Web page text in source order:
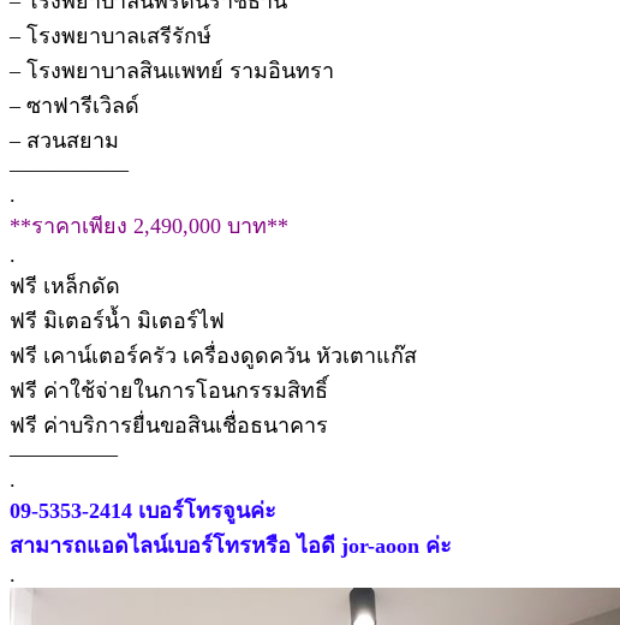
– โรงพยาบาลเสรีรักษ์
– โรงพยาบาลสินแพทย์ รามอินทรา
– ซาฟารีเวิลด์
– สวนสยาม
—————–
.
**ราคาเพียง 2,490,000 บาท**
.
ฟรี เหล็กดัด
ฟรี มิเตอร์น้ำ มิเตอร์ไฟ
ฟรี เคาน์เตอร์ครัว เครื่องดูดควัน หัวเตาแก๊ส
ฟรี ค่าใช้จ่ายในการโอนกรรมสิทธิ์
ฟรี ค่าบริการยื่นขอสินเชื่อธนาคาร
—————
.
09-5353-2414 เบอร์โทรจูนค่ะ
สามารถแอดไลน์เบอร์โทรหรือ ไอดี jor-aoon ค่ะ
.